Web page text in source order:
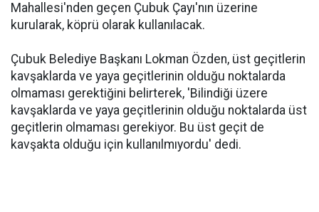
Mahallesi'nden geçen Çubuk Çayı'nın üzerine
kurularak, köprü olarak kullanılacak.
Çubuk Belediye Başkanı Lokman Özden, üst geçitlerin
kavşaklarda ve yaya geçitlerinin olduğu noktalarda
olmaması gerektiğini belirterek, 'Bilindiği üzere
kavşaklarda ve yaya geçitlerinin olduğu noktalarda üst
geçitlerin olmaması gerekiyor. Bu üst geçit de
kavşakta olduğu için kullanılmıyordu' dedi.